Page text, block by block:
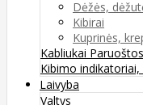
Dėžės,
Kibirai
Kuprinės,
Kabliukai
Kibimo
Laivyba
Valtys